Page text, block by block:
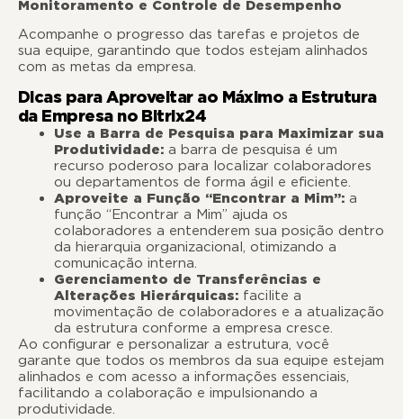
Monitoramento e Controle de Desempenho
Acompanhe o progresso das tarefas e projetos de
sua equipe, garantindo que todos estejam alinhados
com as metas da empresa.
Dicas para Aproveitar ao Máximo a Estrutura
da Empresa no Bitrix24
Use a Barra de Pesquisa para Maximizar sua
Produtividade: a barra de pesquisa é um
recurso poderoso para localizar colaboradores
ou departamentos de forma ágil e eficiente.
Aproveite a Função “Encontrar a Mim”: a
função “Encontrar a Mim” ajuda os
colaboradores a entenderem sua posição dentro
da hierarquia organizacional, otimizando a
comunicação interna.
Gerenciamento de Transferências e
Alterações Hierárquicas: facilite a
movimentação de colaboradores e a atualização
da estrutura conforme a empresa cresce.
Ao configurar e personalizar a estrutura, você
garante que todos os membros da sua equipe estejam
alinhados e com acesso a informações essenciais,
facilitando a colaboração e impulsionando a
produtividade.